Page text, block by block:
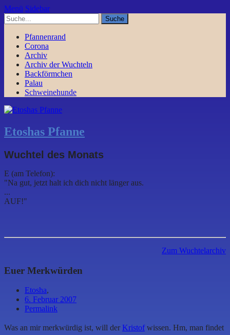
Menü Sidebar
Pfannenrand
Corona
Archiv
Archiv der Wuchteln
Backförmchen
Palau
Schweinehunde
Etoshas Pfanne
Wuchtel des Monats
E (am Telefon):
"Na gut, jetzt halt ich dich nicht länger aus.
...
AUF!"
Zum Wuchtelarchiv
Euer Merkwürden
Etosha,
6. Februar 2007
Permalink
Was an mir merkwürdig ist, will der Kristofwissen. Hm, man findet